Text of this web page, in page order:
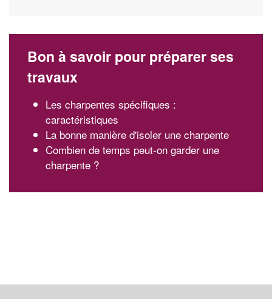
Bon à savoir pour préparer ses
travaux
Les charpentes spécifiques :
caractéristiques
La bonne manière d'isoler une charpente
Combien de temps peut-on garder une
charpente ?